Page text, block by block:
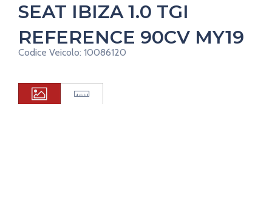
SEAT IBIZA 1.0 TGI
REFERENCE 90CV MY19
Codice Veicolo: 10086120